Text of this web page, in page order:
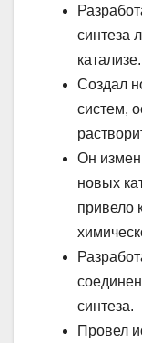
синтеза
катализе.
Создал
систем,
Он
новых
привело
синтеза.
Провел